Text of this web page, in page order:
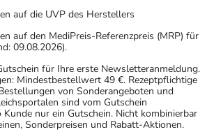
auf die UVP des Herstellers
auf den MediPreis-Referenzpreis (MRP) für
09.08.2026).
für Ihre erste Newsletteranmeldung.
Mindestbestellwert 49 €. Rezeptpflichtige
von Sonderangeboten und
sind vom Gutschein
Kunde nur ein Gutschein. Nicht kombinierbar
Sonderpreisen und Rabatt-Aktionen.